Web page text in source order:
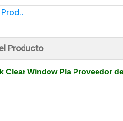
Descripción Del Producto
Producto
Clear Window Pla Proveedor